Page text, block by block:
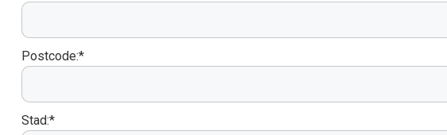
Postcode:*
Stad:*